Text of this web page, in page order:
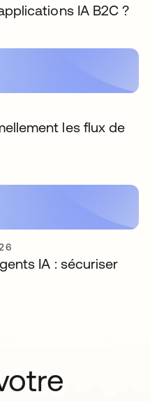
IA B2C ?
les flux de
IA : sécuriser